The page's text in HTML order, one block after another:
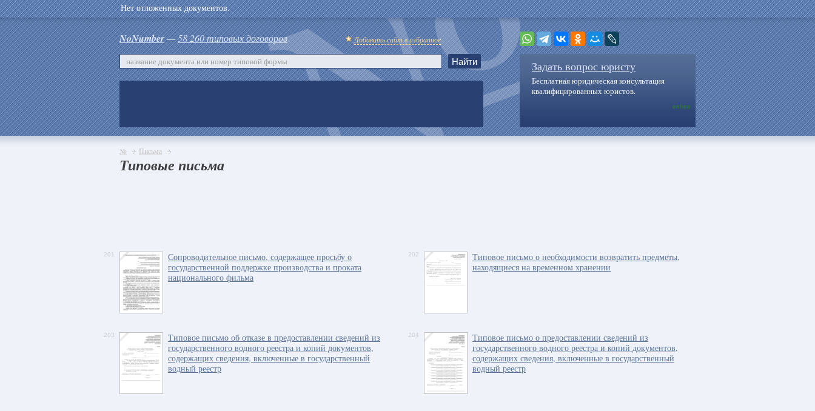
Нет отложенных документов.
NoNumber—58 260 типовых договоров Добавить сайт в избранное
Задать вопрос юристу
Бесплатная юридическая консультация
квалифицированных юристов.
online
№ Письма
Типовые письма
201
Сопроводительное письмо, содержащее просьбу о
государственной поддержке производства и проката
национального фильма
202
Типовое письмо о необходимости возвратить предметы,
находящиеся на временном хранении
203
Типовое письмо об отказе в предоставлении сведений из
государственного водного реестра и копий документов,
содержащих сведения, включенные в государственный
водный реестр
204
Типовое письмо о предоставлении сведений из
государственного водного реестра и копий документов,
содержащих сведения, включенные в государственный
водный реестр